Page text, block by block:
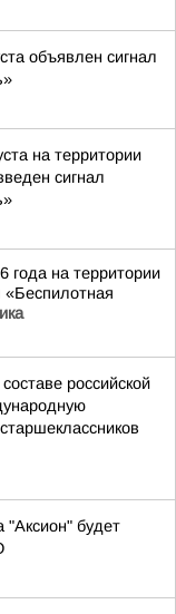
объявлен сигнал
на территории
сигнал
года на территории
«Беспилотная
российской
"Аксион" будет